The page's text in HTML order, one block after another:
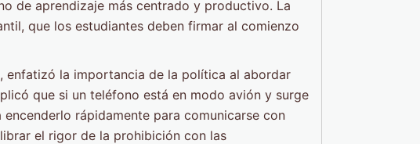
de aprendizaje más centrado y productivo. La
que los estudiantes deben firmar al comienzo
enfatizó la importancia de la política al abordar
que si un teléfono está en modo avión y surge
rápidamente para comunicarse con
el rigor de la prohibición con las